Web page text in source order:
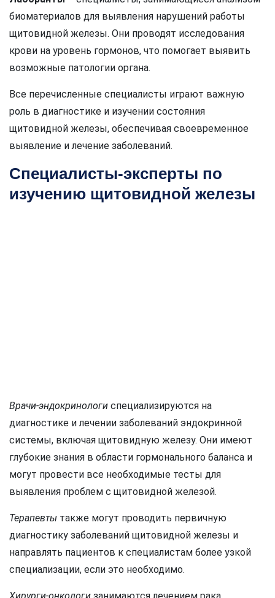
биоматериалов для выявления нарушений работы
щитовидной железы. Они проводят исследования
крови на уровень гормонов, что помогает выявить
возможные патологии органа.
Все перечисленные специалисты играют важную
роль в диагностике и изучении состояния
щитовидной железы, обеспечивая своевременное
выявление и лечение заболеваний.
Специалисты-эксперты по
изучению щитовидной железы
Врачи-эндокринологи специализируются на
диагностике и лечении заболеваний эндокринной
системы, включая щитовидную железу. Они имеют
глубокие знания в области гормонального баланса и
могут провести все необходимые тесты для
выявления проблем с щитовидной железой.
Терапевты также могут проводить первичную
диагностику заболеваний щитовидной железы и
направлять пациентов к специалистам более узкой
специализации, если это необходимо.
Хирурги-онкологи занимаются лечением рака